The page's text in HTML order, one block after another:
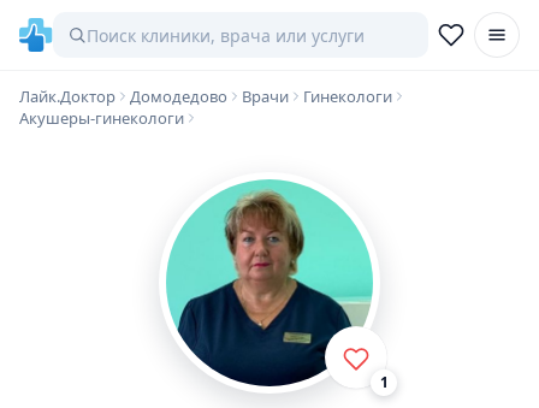
Лайк.Доктор Домодедово Врачи
Гинекологи
Акушеры-гинекологи
1